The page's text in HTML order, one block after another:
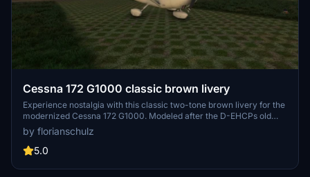
Cessna 172 G1000 classic brown livery
Experience nostalgia with this classic two-tone brown livery for the
modernized Cessna 172 G1000. Modeled after the D-EHCPs old
livery from the mid-2000s, this livery brings a touch of retro charm
to your flights. Customize your aircraft without the German flag on
the vertical stabilizer and enjoy the dynamic custom registration
by florianschulz
5.0